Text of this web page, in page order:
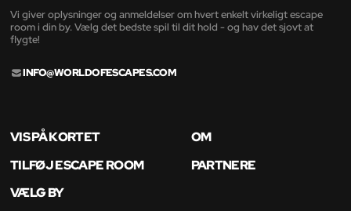
Vi giver oplysninger og anmeldelser om hvert enkelt virkeligt escape
room i din by. Vælg det bedste spil til dit hold - og hav det sjovt at
flygte!
INFO@WORLDOFESCAPES.COM
VIS PÅ KORTET
OM
TILFØJ ESCAPE ROOM
PARTNERE
VÆLG BY